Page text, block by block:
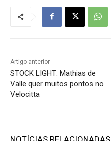
Artigo anterior
STOCK LIGHT: Mathias de
Valle quer muitos pontos no
Velocitta